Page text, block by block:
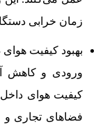
زمان خرابی
بهبود کیفیت
ورودی و کاهش
کیفیت هوای
فضاهای تجاری و